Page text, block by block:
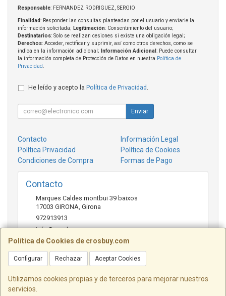
Política de Cookies de crosbuy.com
Configurar Rechazar Aceptar Cookies
Utilizamos cookies propias y de terceros para mejorar nuestros
servicios.
Responsable: FERNANDEZ RODRIGUEZ, SERGIO
Finalidad: Responder las consultas planteadas por el usuario y enviarle la
información solicitada; Legitimación: Consentimiento del usuario;
Destinatarios: Solo se realizan cesiones si existe una obligación legal;
Derechos: Acceder, rectificar y suprimir, así como otros derechos, como se
indica en la información adicional;
Información Adicional : Puede consultar
la información completa de Protección de Datos en nuestra Política de
Privacidad
He leído y acepto la Política de Privacidad
Enviar
Contacto
Información Legal
Política Privacidad
Política de Cookies
Condiciones de Compra
Formas de Pago
Contacto
Marques Caldes montbui 39 baixos
17003 GIRONA Girona
972913913
info@crosbuy.com
Horario
de 10:00 a 13:30 y de 16:30 a 20:00